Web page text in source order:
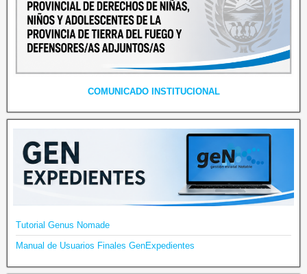
COMUNICADO INSTITUCIONAL
Tutorial Genus Nomade
Manual de Usuarios Finales GenExpedientes